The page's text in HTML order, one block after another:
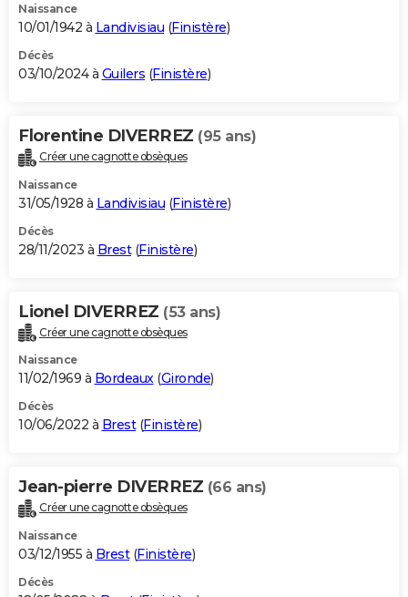
Naissance
10/01/1942 à Landivisiau (Finistère)
Décès
03/10/2024 à Guilers (Finistère)
Florentine DIVERREZ (95 ans)
Créer une cagnotte obsèques
Naissance
31/05/1928 à Landivisiau (Finistère)
Décès
28/11/2023 à Brest(Finistère)
Lionel DIVERREZ (53 ans)
Créer une cagnotte obsèques
Naissance
11/02/1969 à Bordeaux(Gironde)
Décès
10/06/2022 à Brest(Finistère)
Jean-pierre DIVERREZ (66 ans)
Créer une cagnotte obsèques
Naissance
03/12/1955 à Brest(Finistère)
Décès